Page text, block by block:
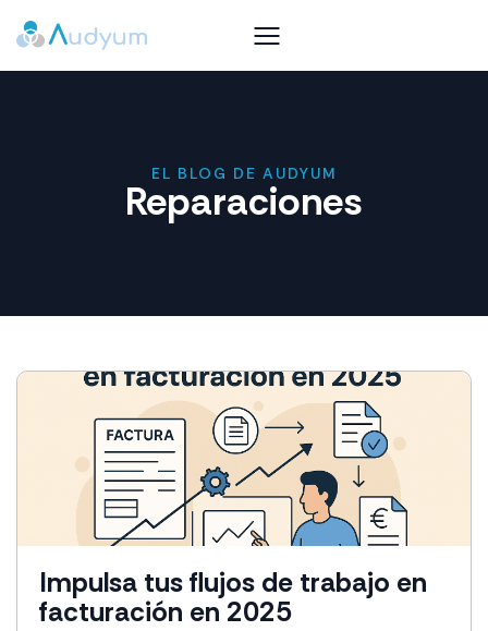
EL BLOG DE AUDYUM
Reparaciones
Impulsa tus flujos de trabajo en
facturación en 2025